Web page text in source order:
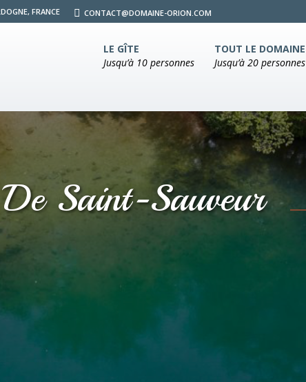
FRANCE CONTACT@DOMAINE-ORION.COM
LE GÎTE
Jusqu’à 10 personnes
TOUT LE DOMAINE
Jusqu’à 20 personnes
De Saint-Sauveur